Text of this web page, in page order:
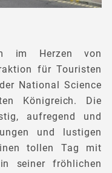
im Herzen von
für Touristen
National Science
Königreich. Die
aufregend und
und lustigen
tollen Tag mit
seiner fröhlichen